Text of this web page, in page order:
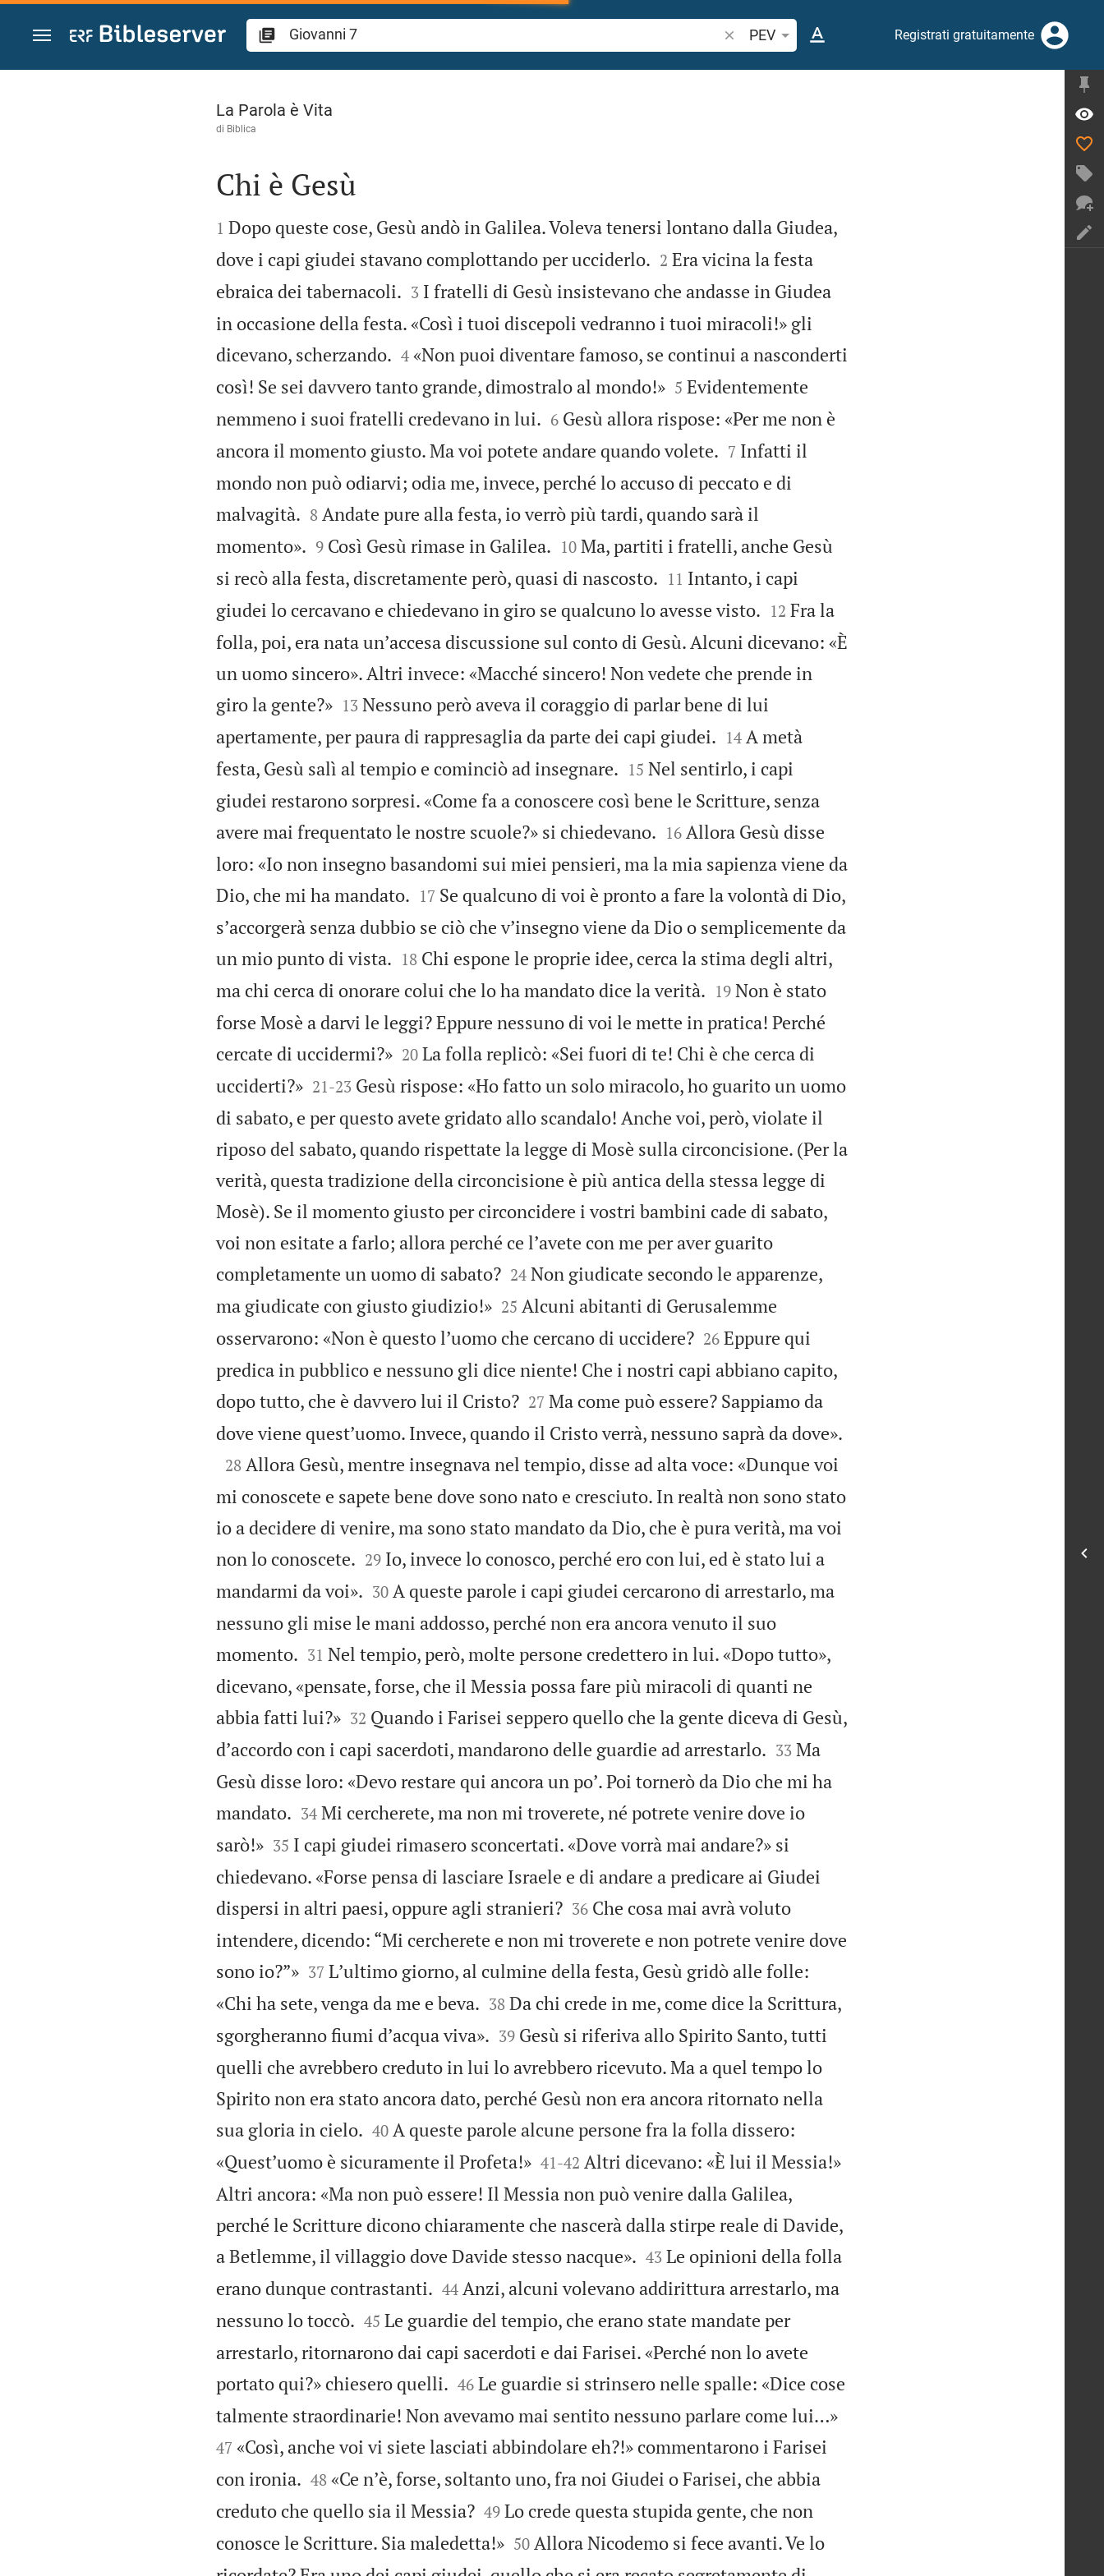
Vai al contenuto
Ricerca verso biblico o parola
PEV Registrati gratuitamente
Giovanni 7
La Parola è Vita
di Biblica

Chi è Gesù

1 Dopo queste cose, Gesù andò in Galilea. Voleva tenersi lontano dalla Giudea,
dove i capi giudei stavano complottando per ucciderlo.
2 Era vicina la festa
ebraica dei tabernacoli.
3 I fratelli di Gesù insistevano che andasse in Giudea
in occasione della festa. «Così i tuoi discepoli vedranno i tuoi miracoli!» gli
dicevano, scherzando.
4 «Non puoi diventare famoso, se continui a nasconderti
così! Se sei davvero tanto grande, dimostralo al mondo!»
5 Evidentemente
nemmeno i suoi fratelli credevano in lui.
6 Gesù allora rispose: «Per me non è
ancora il momento giusto. Ma voi potete andare quando volete.
7 Infatti il
mondo non può odiarvi; odia me, invece, perché lo accuso di peccato e di
malvagità.
8 Andate pure alla festa, io verrò più tardi, quando sarà il
momento».
9 Così Gesù rimase in Galilea.
10 Ma, partiti i fratelli, anche Gesù
si recò alla festa, discretamente però, quasi di nascosto.
11 Intanto, i capi
giudei lo cercavano e chiedevano in giro se qualcuno lo avesse visto.
12 Fra la
folla, poi, era nata unʼaccesa discussione sul conto di Gesù. Alcuni dicevano: «È
un uomo sincero». Altri invece: «Macché sincero! Non vedete che prende in
giro la gente?»
13 Nessuno però aveva il coraggio di parlar bene di lui
apertamente, per paura di rappresaglia da parte dei capi giudei.
14 A metà
festa, Gesù salì al tempio e cominciò ad insegnare.
15 Nel sentirlo, i capi
giudei restarono sorpresi. «Come fa a conoscere così bene le Scritture, senza
avere mai frequentato le nostre scuole?» si chiedevano.
16 Allora Gesù disse
loro: «Io non insegno basandomi sui miei pensieri, ma la mia sapienza viene da
Dio, che mi ha mandato.
17 Se qualcuno di voi è pronto a fare la volontà di Dio,
sʼaccorgerà senza dubbio se ciò che vʼinsegno viene da Dio o semplicemente da
un mio punto di vista.
18 Chi espone le proprie idee, cerca la stima degli altri,
ma chi cerca di onorare colui che lo ha mandato dice la verità.
19 Non è stato
forse Mosè a darvi le leggi? Eppure nessuno di voi le mette in pratica! Perché
cercate di uccidermi?»
20 La folla replicò: «Sei fuori di te! Chi è che cerca di
ucciderti?»
21-23 Gesù rispose: «Ho fatto un solo miracolo, ho guarito un uomo
di sabato, e per questo avete gridato allo scandalo! Anche voi, però, violate il
riposo del sabato, quando rispettate la legge di Mosè sulla circoncisione. (Per la
verità, questa tradizione della circoncisione è più antica della stessa legge di
Mosè). Se il momento giusto per circoncidere i vostri bambini cade di sabato,
voi non esitate a farlo; allora perché ce lʼavete con me per aver guarito
completamente un uomo di sabato?
24 Non giudicate secondo le apparenze,
ma giudicate con giusto giudizio!»
25 Alcuni abitanti di Gerusalemme
osservarono: «Non è questo lʼuomo che cercano di uccidere?
26 Eppure qui
predica in pubblico e nessuno gli dice niente! Che i nostri capi abbiano capito,
dopo tutto, che è davvero lui il Cristo?
27 Ma come può essere? Sappiamo da
dove viene questʼuomo. Invece, quando il Cristo verrà, nessuno saprà da dove».

28 Allora Gesù, mentre insegnava nel tempio, disse ad alta voce: «Dunque voi
mi conoscete e sapete bene dove sono nato e cresciuto. In realtà non sono stato
io a decidere di venire, ma sono stato mandato da Dio, che è pura verità, ma voi
non lo conoscete.
29 Io, invece lo conosco, perché ero con lui, ed è stato lui a
mandarmi da voi».
30 A queste parole i capi giudei cercarono di arrestarlo, ma
nessuno gli mise le mani addosso, perché non era ancora venuto il suo
momento.
31 Nel tempio, però, molte persone credettero in lui. «Dopo tutto»,
dicevano, «pensate, forse, che il Messia possa fare più miracoli di quanti ne
abbia fatti lui?»
32 Quando i Farisei seppero quello che la gente diceva di Gesù,
dʼaccordo con i capi sacerdoti, mandarono delle guardie ad arrestarlo.
33 Ma
Gesù disse loro: «Devo restare qui ancora un poʼ. Poi tornerò da Dio che mi ha
mandato.
34 Mi cercherete, ma non mi troverete, né potrete venire dove io
sarò!»
35 I capi giudei rimasero sconcertati. «Dove vorrà mai andare?» si
chiedevano. «Forse pensa di lasciare Israele e di andare a predicare ai Giudei
dispersi in altri paesi, oppure agli stranieri?
36 Che cosa mai avrà voluto
intendere, dicendo: “Mi cercherete e non mi troverete e non potrete venire dove
sono io?”»
37 Lʼultimo giorno, al culmine della festa, Gesù gridò alle folle:
«Chi ha sete, venga da me e beva.
38 Da chi crede in me, come dice la Scrittura,
sgorgheranno fiumi dʼacqua viva».
39 Gesù si riferiva allo Spirito Santo, tutti
quelli che avrebbero creduto in lui lo avrebbero ricevuto. Ma a quel tempo lo
Spirito non era stato ancora dato, perché Gesù non era ancora ritornato nella
sua gloria in cielo.
40 A queste parole alcune persone fra la folla dissero:
«Questʼuomo è sicuramente il Profeta!»
41-42 Altri dicevano: «È lui il Messia!»
Altri ancora: «Ma non può essere! Il Messia non può venire dalla Galilea,
perché le Scritture dicono chiaramente che nascerà dalla stirpe reale di Davide,
a Betlemme, il villaggio dove Davide stesso nacque».
43 Le opinioni della folla
erano dunque contrastanti.
44 Anzi, alcuni volevano addirittura arrestarlo, ma
nessuno lo toccò.
45 Le guardie del tempio, che erano state mandate per
arrestarlo, ritornarono dai capi sacerdoti e dai Farisei. «Perché non lo avete
portato qui?» chiesero quelli.
46 Le guardie si strinsero nelle spalle: «Dice cose
talmente straordinarie! Non avevamo mai sentito nessuno parlare come lui…»
47 «Così, anche voi vi siete lasciati abbindolare eh?!» commentarono i Farisei
con ironia.
48 «Ce nʼè, forse, soltanto uno, fra noi Giudei o Farisei, che abbia
creduto che quello sia il Messia?
49 Lo crede questa stupida gente, che non
conosce le Scritture. Sia maledetta!»
50 Allora Nicodemo si fece avanti. Ve lo